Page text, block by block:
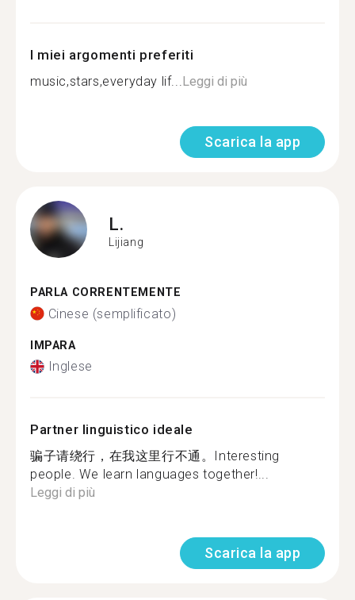
I miei argomenti preferiti
music,stars,everyday lif...Leggi di più
Scarica la app
L.
Lijiang
PARLA CORRENTEMENTE
Cinese (semplificato)
IMPARA
Inglese
Partner linguistico ideale
骗子请绕行，在我这里行不通。Interesting
people. We learn languages together!...
Leggi di più
Scarica la app